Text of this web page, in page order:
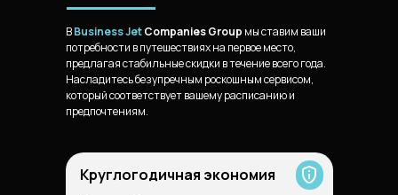
ВBusiness JetCompanies Group мы ставим ваши
потребности в путешествиях на первое место,
предлагая стабильные скидки в течение всего года.
Насладитесь безупречным роскошным сервисом,
который соответствует вашему расписанию и
предпочтениям.
Круглогодичная экономия